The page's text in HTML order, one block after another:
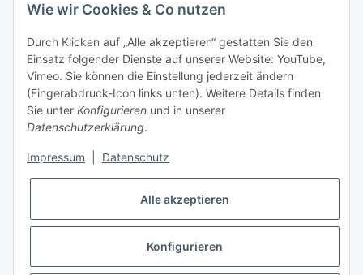
INFORMATIONEN
GESETZLICHE INFORMATIONEN
Kontakt
Mo - Fr:08:30 - 17:00 Uhr
Carsten:0177 – 44 33 642
Wie wir Cookies & Co nutzen
Durch Klicken auf „Alle akzeptieren“ gestatten Sie den
Einsatz folgender Dienste auf unserer Website: YouTube,
Vimeo. Sie können die Einstellung jederzeit ändern
(Fingerabdruck-Icon links unten). Weitere Details finden
Sie unter Konfigurieren und in unserer
Datenschutzerklärung.
Impressum Datenschutz
Alle akzeptieren
Konfigurieren